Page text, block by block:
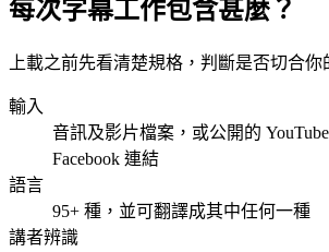
每次字幕工作包含甚麼？
上載之前先看清楚規格，判斷是否切合你
輸入
音訊及影片檔案，或公開的 YouTube
Facebook 連結
語言
95+ 種，並可翻譯成其中任何一種
講者辨識